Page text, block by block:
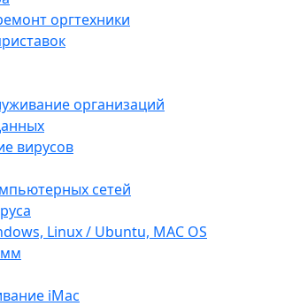
оргтехники
организаций
вирусов
сетей
Linux / Ubuntu, МАС OS
iMac